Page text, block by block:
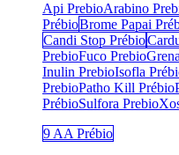
Api PrebioArabino
PrébioBrome Papai
Candi Stop Prébio
PrebioFuco Prebio
Inulin PrebioIsofla
PrebioPatho Kill Prébio
PrébioSulfora Prebio
9 AA Prébio